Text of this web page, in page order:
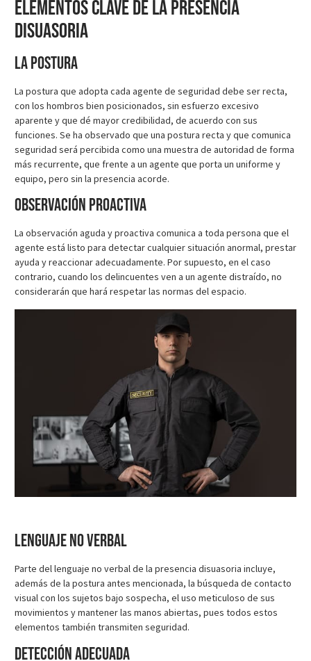
Elementos clave de la presencia
disuasoria
La postura
La postura que adopta cada agente de seguridad debe ser recta,
con los hombros bien posicionados, sin esfuerzo excesivo
aparente y que dé mayor credibilidad, de acuerdo con sus
funciones. Se ha observado que una postura recta y que comunica
seguridad será percibida como una muestra de autoridad de forma
más recurrente, que frente a un agente que porta un uniforme y
equipo, pero sin la presencia acorde.
Observación proactiva
La observación aguda y proactiva comunica a toda persona que el
agente está listo para detectar cualquier situación anormal, prestar
ayuda y reaccionar adecuadamente. Por supuesto, en el caso
contrario, cuando los delincuentes ven a un agente distraído, no
considerarán que hará respetar las normas del espacio.
Lenguaje no verbal
Parte del lenguaje no verbal de la presencia disuasoria incluye,
además de la postura antes mencionada, la búsqueda de contacto
visual con los sujetos bajo sospecha, el uso meticuloso de sus
movimientos y mantener las manos abiertas, pues todos estos
elementos también transmiten seguridad.
Detección adecuada